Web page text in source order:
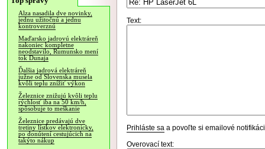
Alza nasadila dve novinky,
jednu užitočnú a jednu
kontroverznú
Maďarsko jadrovú elektráreň
nakoniec kompletne
neodstavilo, Rumunsko mení
tok Dunaja
Ďalšia jadrová elektráreň
južne od Slovenska musela
kvôli teplu znížiť výkon
Železnice znižujú kvôli teplu
rýchlosť iba na 50 km/h,
spôsobuje to meškanie
Železnice predávajú dve
tretiny lístkov elektronicky,
po donútení cestujúcich na
takýto nákup
Text:
Prihláste sa a povoľte si emailové
Overovací text: